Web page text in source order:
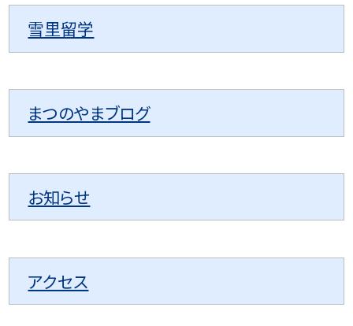
雪里留学
まつのやまブログ
お知らせ
アクセス